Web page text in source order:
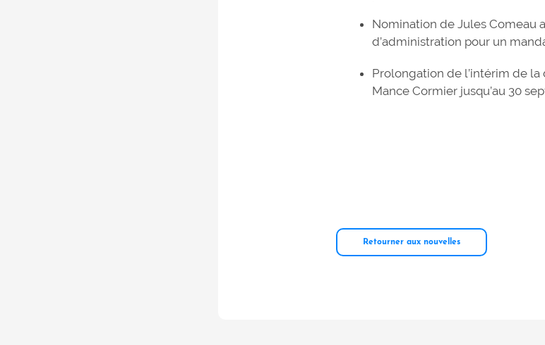
Nomination de Jules Comeau
d’administration pour un
Prolongation de l’intérim de
Mance Cormier jusqu’au 30
Retourner aux nouvelles